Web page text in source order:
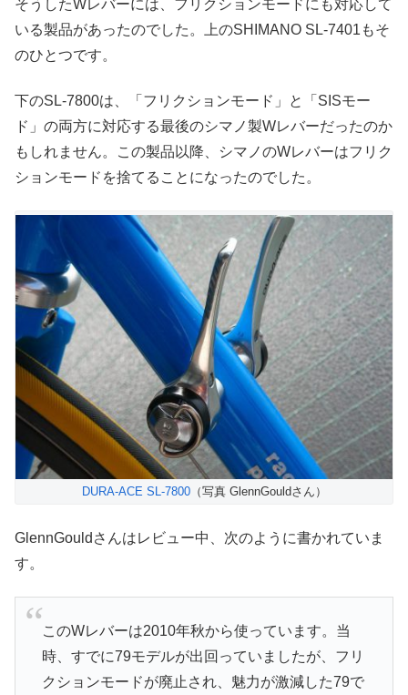
そうしたWレバーには、フリクションモードにも対応して
いる製品があったのでした。上のSHIMANO SL-7401もそ
のひとつです。
下のSL-7800は、「フリクションモード」と「SISモー
ド」の両方に対応する最後のシマノ製Wレバーだったのか
もしれません。この製品以降、シマノのWレバーはフリク
ションモードを捨てることになったのでした。
DURA-ACE SL-7800（写真 GlennGouldさん）
GlennGouldさんはレビュー中、次のように書かれていま
す。
このWレバーは2010年秋から使っています。当
時、すでに79モデルが出回っていましたが、フリ
クションモードが廃止され、魅力が激減した79で